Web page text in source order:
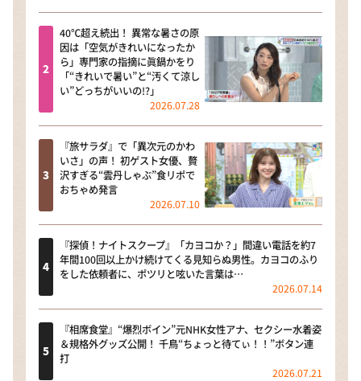
40℃超え続出！ 異常な暑さの原
因は「空気がきれいになったか
ら」専門家の指摘に眞鍋かをり
「“きれいで暑い”と“汚くて涼し
い”どっちがいいの!?」
2026.07.28
『旅サラダ』で「異次元のかわ
いさ」の声！ 初ゲスト女優、贅
沢すぎる“雲丹しゃぶ”食リポで
おちゃめ発言
2026.07.10
『探偵！ナイトスクープ』「カヨコか？」間違い電話を約7
年間100回以上かけ続けてくる見知らぬ男性。カヨコのふり
をした依頼者に、ポツリと呟いた言葉は…
2026.07.14
『相席食堂』“爆烈ボイン”元NHK女性アナ、セクシー水着姿
＆規格外グッズ公開！ 千鳥“ちょっと待てぃ！！”ボタン連
打
2026.07.21